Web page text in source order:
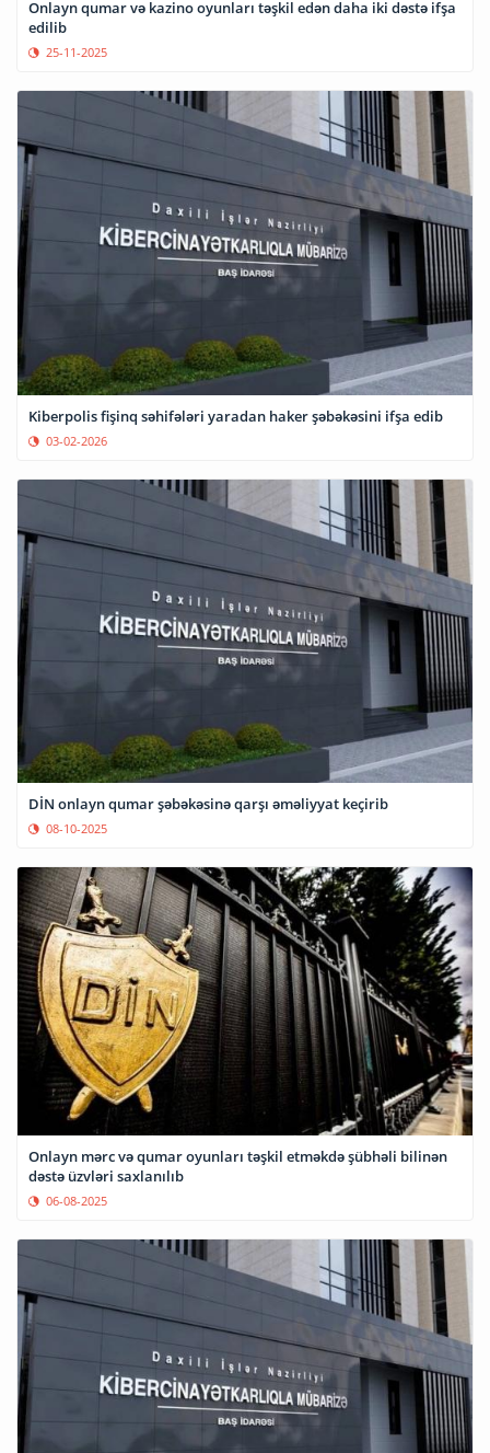
Onlayn qumar və kazino oyunları təşkil edən daha iki dəstə ifşa
edilib
25-11-2025
Kiberpolis fişinq səhifələri yaradan haker şəbəkəsini ifşa edib
03-02-2026
DİN onlayn qumar şəbəkəsinə qarşı əməliyyat keçirib
08-10-2025
Onlayn mərc və qumar oyunları təşkil etməkdə şübhəli bilinən
dəstə üzvləri saxlanılıb
06-08-2025